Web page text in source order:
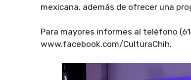
mexicana, además de ofrecer una
Para mayores informes al teléfono
www.facebook.com/CulturaChih.